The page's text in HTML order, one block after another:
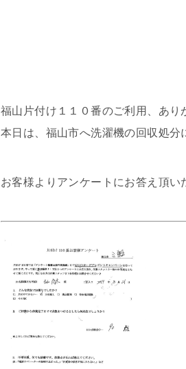
福山片付け１１０番のご利用、あり
本日は、福山市へ洗濯機の回収処分
お客様よりアンケートにお答え頂い